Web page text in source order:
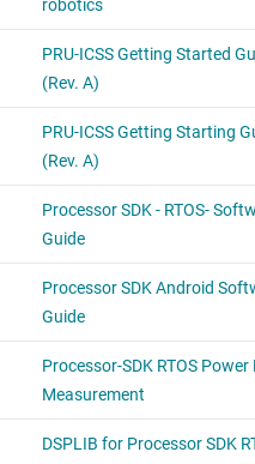
暗号化：AES
フラッシュ ツールと
資料
フル ドライバが利用可